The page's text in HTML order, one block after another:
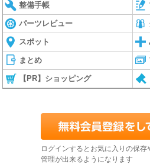
整備手帳
パーツレビュー
スポット
まとめ
【PR】ショッピング
ログインするとお気に入りの保存
管理が出来るようになります